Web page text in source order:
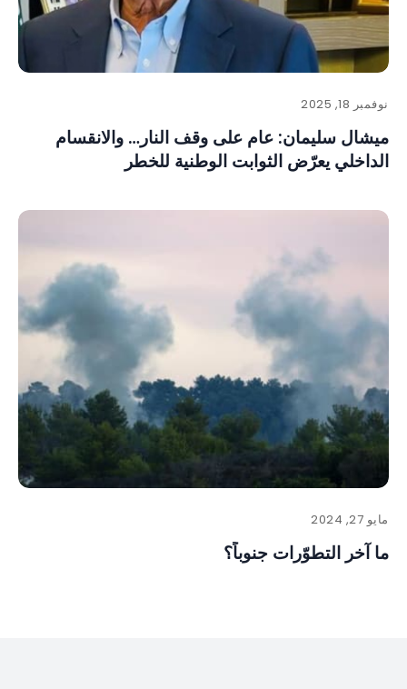
نوفمبر 18, 2025
ميشال سليمان: عام على وقف النار… والانقسام
الداخلي يعرّض الثوابت الوطنية للخطر
مايو 27, 2024
ما آخر التطوّرات جنوباً؟